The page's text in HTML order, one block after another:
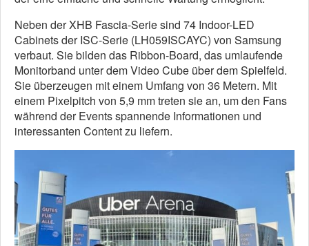
Neben der XHB Fascia-Serie sind 74 Indoor-LED
Cabinets der ISC-Serie (LH059ISCAYC) von Samsung
verbaut. Sie bilden das Ribbon-Board, das umlaufende
Monitorband unter dem Video Cube über dem Spielfeld.
Sie überzeugen mit einem Umfang von 36 Metern. Mit
einem Pixelpitch von 5,9 mm treten sie an, um den Fans
während der Events spannende Informationen und
interessanten Content zu liefern.